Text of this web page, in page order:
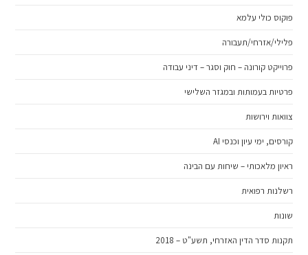
פוקוס כולי עלמא
פלילי/אזרחי/תעבורה
פרוייקט קורונה – חוק וסגר – דיני עבודה
פרטיות בעמותות ובמגזר השלישי
צוואות וירושות
קורסים, ימי עיון וכנסי AI
ראיון מלאכותי – שיחות עם הבינה
רשלנות רפואית
שונות
תקנות סדר הדין האזרחי, תשע"ט – 2018